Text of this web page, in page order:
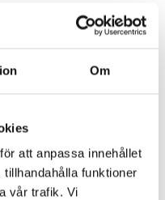
Om
att anpassa innehållet
funktioner
vår trafik. Vi
Mölndalsån